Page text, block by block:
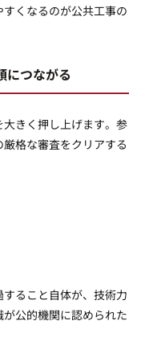
くなるのが公共工事の
につながる
きく押し上げます。参
格な審査をクリアする
ること自体が、技術力
公的機関に認められた